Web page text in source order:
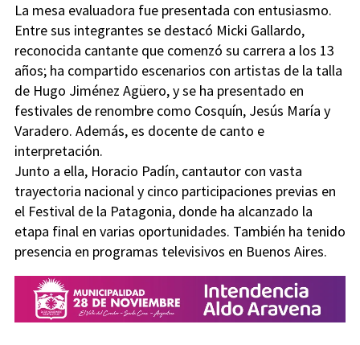
La mesa evaluadora fue presentada con entusiasmo.
Entre sus integrantes se destacó Micki Gallardo,
reconocida cantante que comenzó su carrera a los 13
años; ha compartido escenarios con artistas de la talla
de Hugo Jiménez Agüero, y se ha presentado en
festivales de renombre como Cosquín, Jesús María y
Varadero. Además, es docente de canto e
interpretación.
Junto a ella, Horacio Padín, cantautor con vasta
trayectoria nacional y cinco participaciones previas en
el Festival de la Patagonia, donde ha alcanzado la
etapa final en varias oportunidades. También ha tenido
presencia en programas televisivos en Buenos Aires.